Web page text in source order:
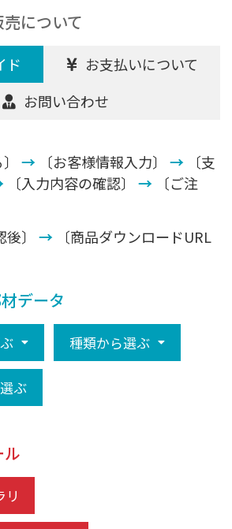
について
ド
お支払いについて
お問い合わせ
→ 〔お客様情報入力〕 → 〔支
〔入力内容の確認〕 → 〔ご注
〕 → 〔商品ダウンロードURL
データ
種類から選ぶ
ぶ
リ